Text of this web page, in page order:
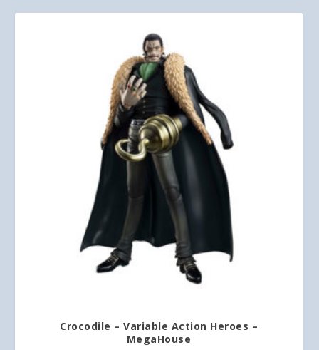
Crocodile – Variable Action Heroes –
MegaHouse